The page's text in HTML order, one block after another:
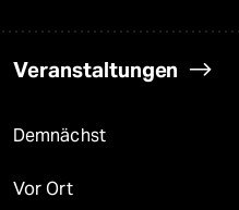
Veranstaltungen
Demnächst
Vor Ort